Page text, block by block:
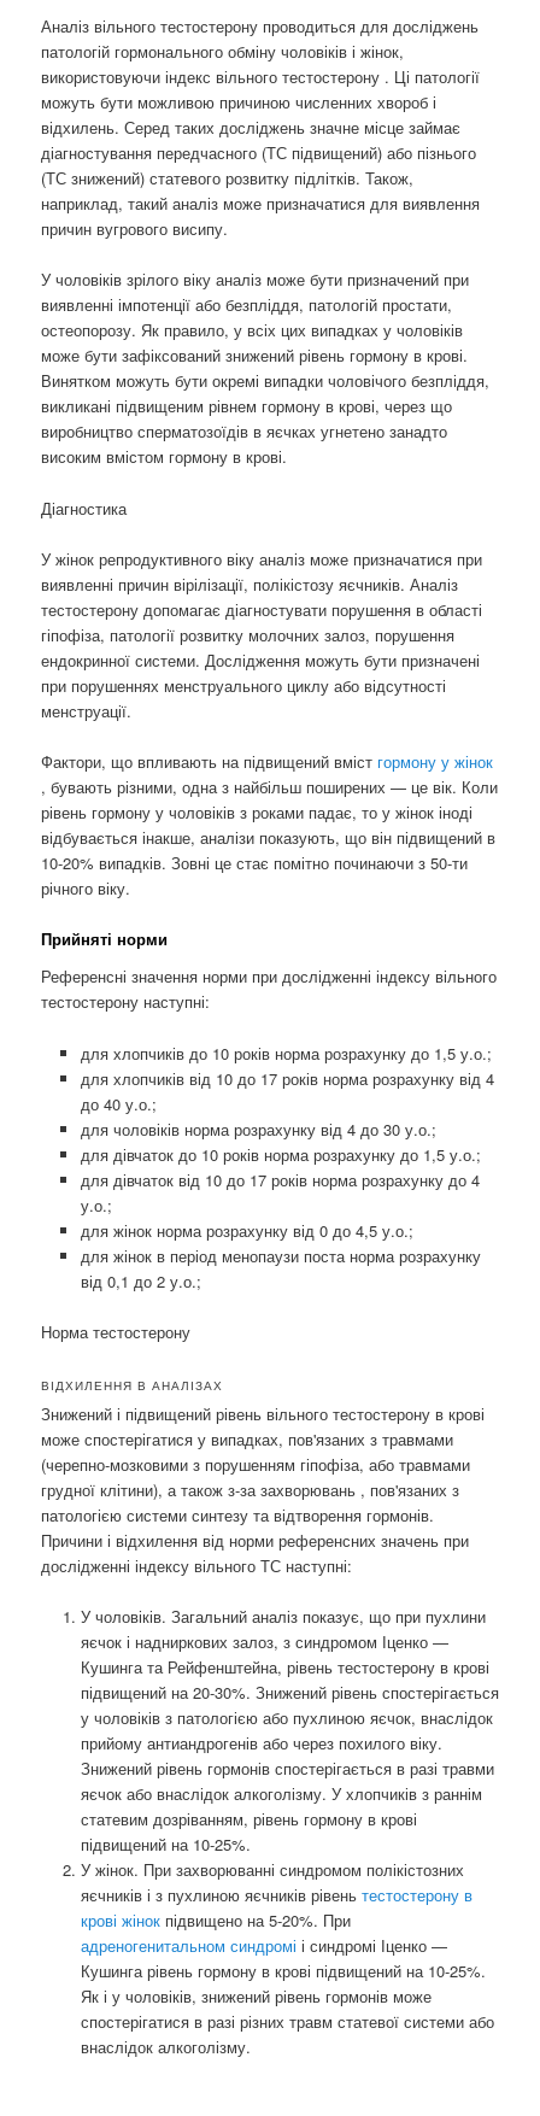
Аналіз вільного тестостерону проводиться для досліджень
патологій гормонального обміну чоловіків і жінок,
використовуючи індекс вільного тестостерону . Ці патології
можуть бути можливою причиною численних хвороб і
відхилень. Серед таких досліджень значне місце займає
діагностування передчасного (ТС підвищений) або пізнього
(ТС знижений) статевого розвитку підлітків. Також,
наприклад, такий аналіз може призначатися для виявлення
причин вугрового висипу.
У чоловіків зрілого віку аналіз може бути призначений при
виявленні імпотенції або безпліддя, патологій простати,
остеопорозу. Як правило, у всіх цих випадках у чоловіків
може бути зафіксований знижений рівень гормону в крові.
Винятком можуть бути окремі випадки чоловічого безпліддя,
викликані підвищеним рівнем гормону в крові, через що
виробництво сперматозоїдів в яєчках угнетено занадто
високим вмістом гормону в крові.
Діагностика
У жінок репродуктивного віку аналіз може призначатися при
виявленні причин вірілізації, полікістозу яєчників. Аналіз
тестостерону допомагає діагностувати порушення в області
гіпофіза, патології розвитку молочних залоз, порушення
ендокринної системи. Дослідження можуть бути призначені
при порушеннях менструального циклу або відсутності
менструації.
Фактори, що впливають на підвищений вміст гормону у жінок
, бувають різними, одна з найбільш поширених — це вік. Коли
рівень гормону у чоловіків з роками падає, то у жінок іноді
відбувається інакше, аналізи показують, що він підвищений в
10-20% випадків. Зовні це стає помітно починаючи з 50-ти
річного віку.
Прийняті норми
Референсні значення норми при дослідженні індексу вільного
тестостерону наступні:
для хлопчиків до 10 років норма розрахунку до 1,5 у.о.;
для хлопчиків від 10 до 17 років норма розрахунку від 4
до 40 у.о.;
для чоловіків норма розрахунку від 4 до 30 у.о.;
для дівчаток до 10 років норма розрахунку до 1,5 у.о.;
для дівчаток від 10 до 17 років норма розрахунку до 4
у.о.;
для жінок норма розрахунку від 0 до 4,5 у.о.;
для жінок в період менопаузи поста норма розрахунку
від 0,1 до 2 у.о.;
Норма тестостерону
ВІДХИЛЕННЯ В АНАЛІЗАХ
Знижений і підвищений рівень вільного тестостерону в крові
може спостерігатися у випадках, пов'язаних з травмами
(черепно-мозковими з порушенням гіпофіза, або травмами
грудної клітини), а також з-за захворювань , пов'язаних з
патологією системи синтезу та відтворення гормонів.
Причини і відхилення від норми референсних значень при
дослідженні індексу вільного ТС наступні:
У чоловіків. Загальний аналіз показує, що при пухлини
яєчок і надниркових залоз, з синдромом Іценко —
Кушинга та Рейфенштейна, рівень тестостерону в крові
підвищений на 20-30%. Знижений рівень спостерігається
у чоловіків з патологією або пухлиною яєчок, внаслідок
прийому антиандрогенів або через похилого віку.
Знижений рівень гормонів спостерігається в разі травми
яєчок або внаслідок алкоголізму. У хлопчиків з раннім
статевим дозріванням, рівень гормону в крові
підвищений на 10-25%.
У жінок. При захворюванні синдромом полікістозних
яєчників і з пухлиною яєчників рівень тестостерону в
крові жінок підвищено на 5-20%. При
адреногенитальном синдромі і синдромі Іценко —
Кушинга рівень гормону в крові підвищений на 10-25%.
Як і у чоловіків, знижений рівень гормонів може
спостерігатися в разі різних травм статевої системи або
внаслідок алкоголізму.